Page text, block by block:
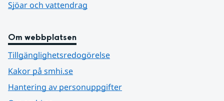
Sjöar och vattendrag
Om webbplatsen
Tillgänglighetsredogörelse
Kakor på smhi.se
Hantering av personuppgifter